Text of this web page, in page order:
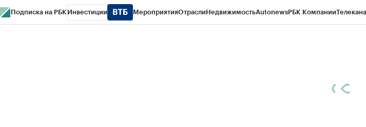
Подписка на РБК Инвестиции МероприятияОтраслиНедвижимостьAutonewsРБК Компании